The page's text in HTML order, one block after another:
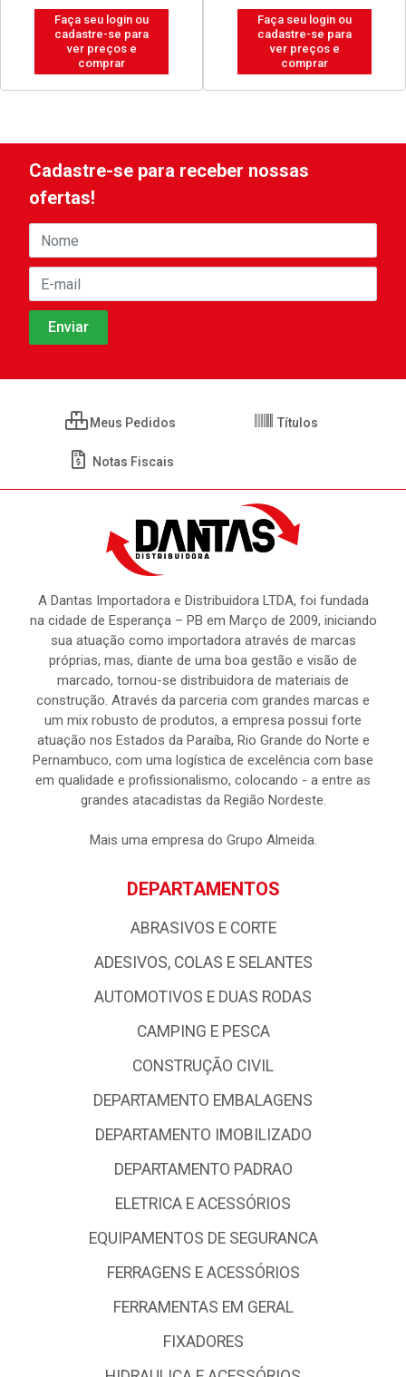
Faça seu login ou
cadastre-se para
ver preços e
comprar
Faça seu login ou
cadastre-se para
ver preços e
comprar
Cadastre-se para receber nossas
ofertas!
Meus Pedidos Títulos
Notas Fiscais
A Dantas Importadora e Distribuidora LTDA, foi fundada
na cidade de Esperança – PB em Março de 2009, iniciando
sua atuação como importadora através de marcas
próprias, mas, diante de uma boa gestão e visão de
marcado, tornou-se distribuidora de materiais de
construção. Através da parceria com grandes marcas e
um mix robusto de produtos, a empresa possui forte
atuação nos Estados da Paraíba, Rio Grande do Norte e
Pernambuco, com uma logística de excelência com base
em qualidade e profissionalismo, colocando - a entre as
grandes atacadistas da Região Nordeste.
Mais uma empresa do Grupo Almeida.
DEPARTAMENTOS
ABRASIVOS E CORTE
ADESIVOS, COLAS E SELANTES
AUTOMOTIVOS E DUAS RODAS
CAMPING E PESCA
CONSTRUÇÃO CIVIL
DEPARTAMENTO EMBALAGENS
DEPARTAMENTO IMOBILIZADO
DEPARTAMENTO PADRAO
ELETRICA E ACESSÓRIOS
EQUIPAMENTOS DE SEGURANCA
FERRAGENS E ACESSÓRIOS
FERRAMENTAS EM GERAL
FIXADORES